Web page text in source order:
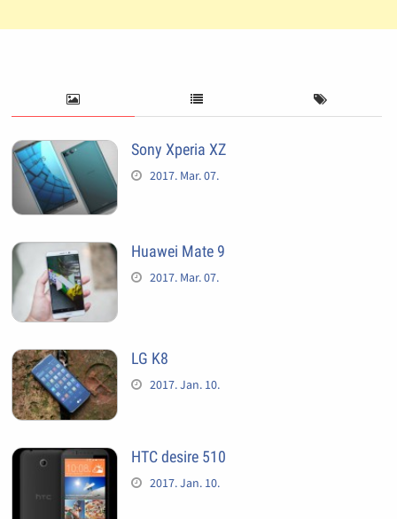
Sony Xperia XZ
2017. Mar. 07.
Huawei Mate 9
2017. Mar. 07.
LG K8
2017. Jan. 10.
HTC desire 510
2017. Jan. 10.